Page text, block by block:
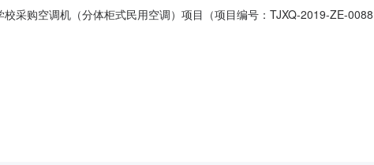
采购空调机（分体柜式民用空调）项目（项目编号：TJXQ-2019-ZE-
青区中北镇成人文化技术学校采购空调机（分体柜式民用空调）项目2.项